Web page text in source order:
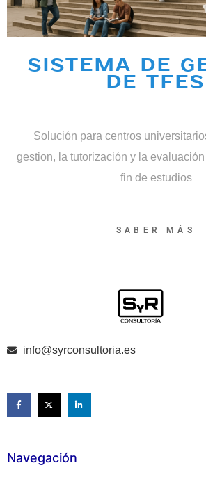
SISTEMA DE
DE TFES
Solución para centros
gestion, la tutorización y la
fin de estudios
SABER MÁS
info@syrconsultoria.es
Navegación